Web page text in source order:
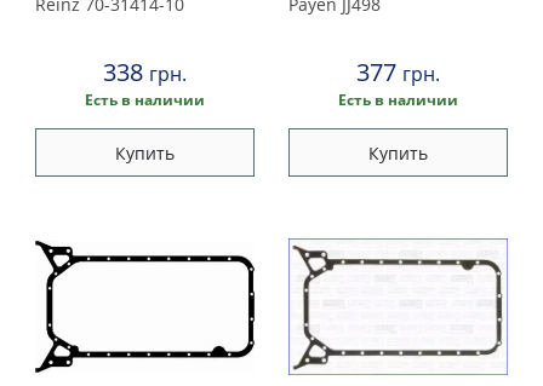
338 грн.
Есть в наличии
Купить
377 грн.
Есть в наличии
Купить